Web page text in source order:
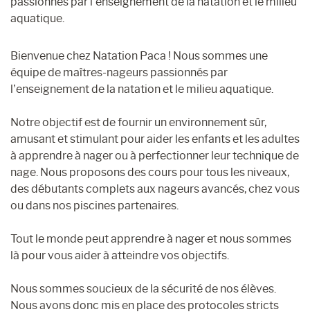
aquatique.
Bienvenue chez Natation Paca ! Nous sommes une
équipe de maîtres-nageurs passionnés par
l’enseignement de la natation et le milieu aquatique.
Notre objectif est de fournir un environnement sûr,
amusant et stimulant pour aider les enfants et les adultes
à apprendre à nager ou à perfectionner leur technique de
nage. Nous proposons des cours pour tous les niveaux,
des débutants complets aux nageurs avancés, chez vous
ou dans nos piscines partenaires.
Tout le monde peut apprendre à nager et nous sommes
là pour vous aider à atteindre vos objectifs.
Nous sommes soucieux de la sécurité de nos élèves.
Nous avons donc mis en place des protocoles stricts